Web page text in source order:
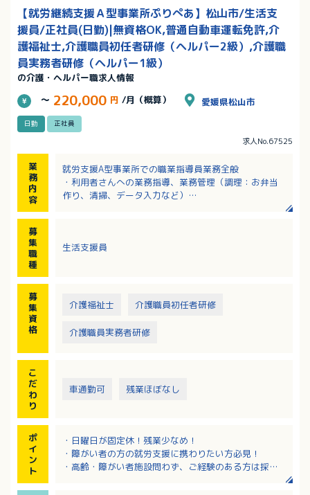
【就労継続支援Ａ型事業所ぷりぺあ】松山市/生活支
援員/正社員(日勤)|無資格OK,普通自動車運転免許,介
護福祉士,介護職員初任者研修（ヘルパー2級）,介護職
員実務者研修（ヘルパー1級）
の介護・ヘルパー職求人情報
～ 220,000 円 /月（概算） 愛媛県松山市
日勤 正社員
求人No.67525
業
務
内
容
就労支援A型事業所での職業指導員業務全般
・利用者さんへの業務指導、業務管理（調理：お弁当
作り、清掃、データ入力など）
・生活面に関する相談や面談、モニタリングの実施
募
集
職
種
生活支援員
募
集
資
格
介護福祉士 介護職員初任者研修
介護職員実務者研修
こ
だ
わ
り
車通勤可 残業ほぼなし
ポ
イ
ン
ト
・日曜日が固定休！残業少なめ！
・障がい者の方の就労支援に携わりたい方必見！
・高齢・障がい者施設問わず、ご経験のある方は採用